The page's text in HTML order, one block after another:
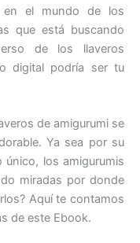
en el mundo de los
que está buscando
de los llaveros
digital podría ser tu
de amigurumi se
Ya sea por su
los amigurumis
miradas por donde
Aquí te contamos
de este Ebook.